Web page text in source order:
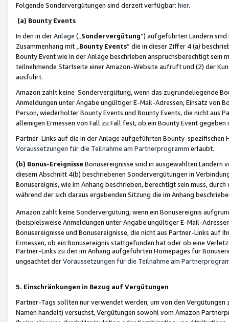
Folgende Sondervergütungen sind derzeit verfügbar: hier.
(a) Bounty Events
In den in derAnlage („ Sondervergütung“) aufgeführten Ländern
Zusammenhang mit „ Bounty Events“ die in dieser Ziffer 4 (a)
Bounty Event wie in der Anlage beschrieben anspruchsberechtigt sein
teilnehmende Startseite einer Amazon-Website aufruft und (2) der
ausführt.
Amazon zahlt keine Sondervergütung, wenn das zugrundeliegende
Anmeldungen unter Angabe ungültiger E-Mail-Adressen, Einsatz von
Person, wiederholter Bounty Events und Bounty Events, die nicht
alleinigen Ermessen von Fall zu Fall fest, ob ein Bounty Event
Partner-Links auf die in der Anlage aufgeführten Bounty-spezifischen
Voraussetzungen für die Teilnahme am Partnerprogramm erlaubt.
(b) Bonus-Ereignisse Bonusereignisse sind in ausgewählten Ländern
diesem Abschnitt 4(b) beschriebenen Sondervergütungen in
Bonusereignis, wie im Anhang beschrieben, berechtigt sein muss,
während der sich daraus ergebenden Sitzung die im Anhang
Amazon zahlt keine Sondervergütung, wenn ein Bonusereignis
(beispielsweise Anmeldungen unter Angabe ungültiger E-Mail-
Bonusereignisse und Bonusereignisse, die nicht aus Partner-Links auf
Ermessen, ob ein Bonusereignis stattgefunden hat oder ob eine
Partner-Links zu den im Anhang aufgeführten Homepages für
ungeachtet derVoraussetzungen für die Teilnahme am
5. Einschränkungen in Bezug auf Vergütungen
Partner-Tags sollten nur verwendet werden, um von den
Namen handelt) versuchst, Vergütungen sowohl vom Amazon